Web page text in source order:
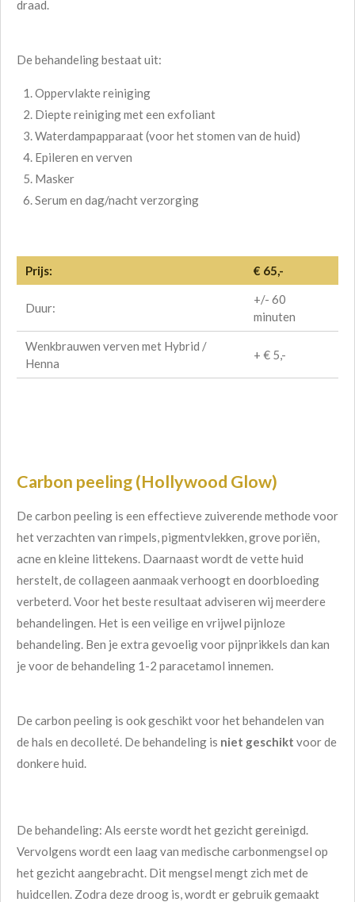
draad.
De behandeling bestaat uit:
Oppervlakte reiniging
Diepte reiniging met een exfoliant
Waterdampapparaat (voor het stomen van de huid)
Epileren en verven
Masker
Serum en dag/nacht verzorging
Prijs: € 65,-
Duur:
+/- 60
minuten
Wenkbrauwen verven met Hybrid /
Henna
+ € 5,-
Carbon peeling (Hollywood Glow)
De carbon peeling is een effectieve zuiverende methode voor
het verzachten van rimpels, pigmentvlekken, grove poriën,
acne en kleine littekens. Daarnaast wordt de vette huid
herstelt, de collageen aanmaak verhoogt en doorbloeding
verbeterd. Voor het beste resultaat adviseren wij meerdere
behandelingen. Het is een veilige en vrijwel pijnloze
behandeling. Ben je extra gevoelig voor pijnprikkels dan kan
je voor de behandeling 1-2 paracetamol innemen.
De carbon peeling is ook geschikt voor het behandelen van
de hals en decolleté. De behandeling is niet geschikt voor de
donkere huid.
De behandeling: Als eerste wordt het gezicht gereinigd.
Vervolgens wordt een laag van medische carbonmengsel op
het gezicht aangebracht. Dit mengsel mengt zich met de
huidcellen. Zodra deze droog is, wordt er gebruik gemaakt